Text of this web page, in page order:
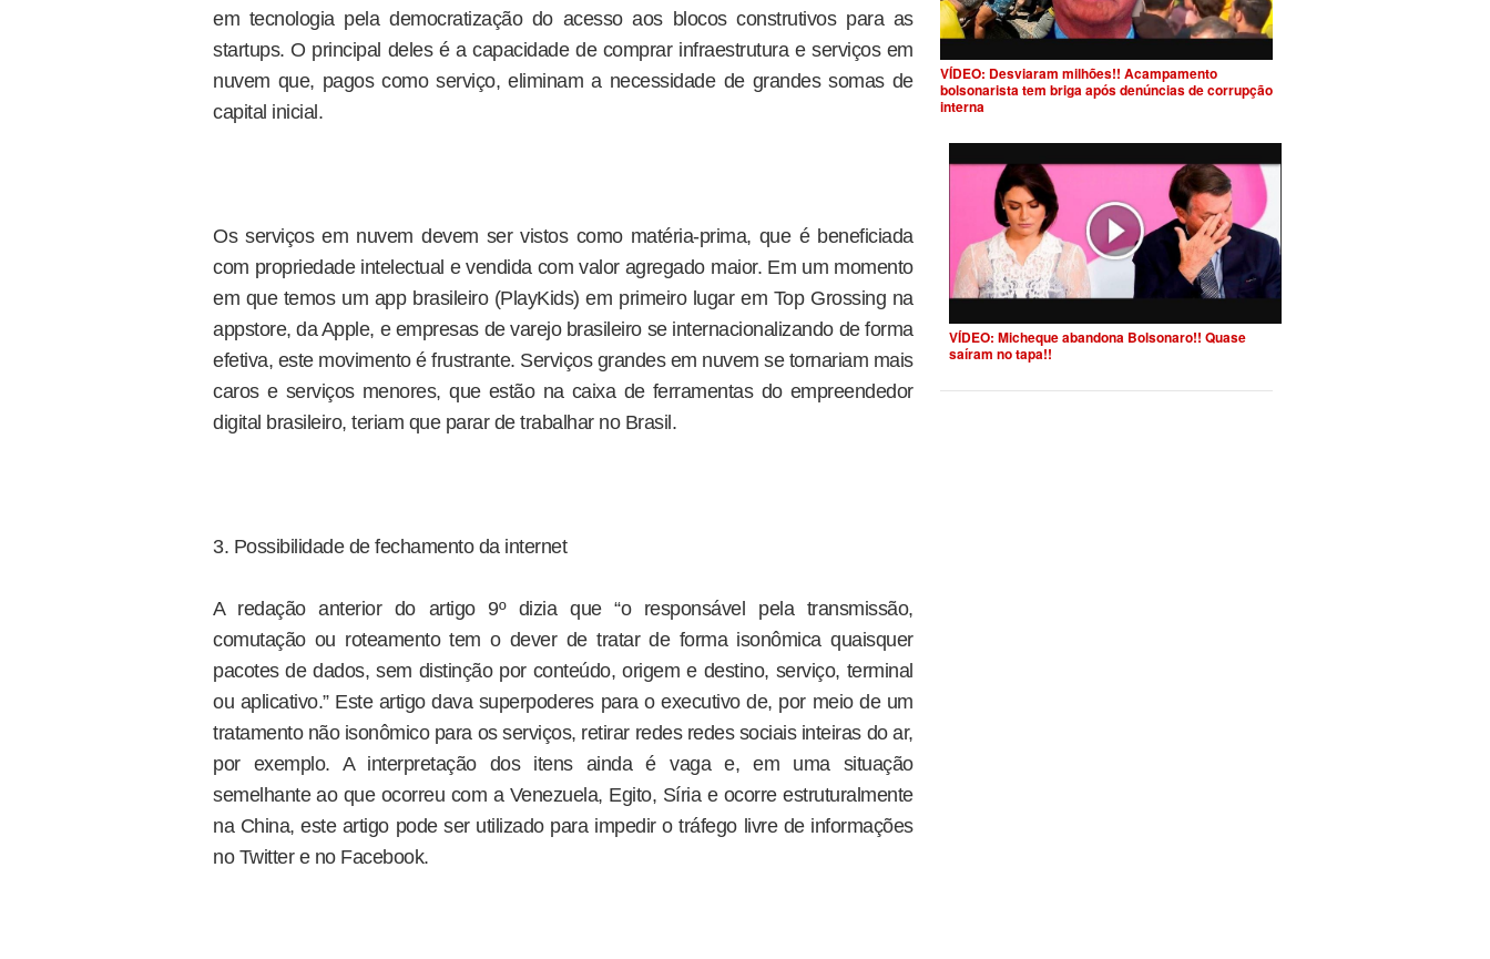
em tecnologia pela democratização do acesso aos blocos construtivos para as
startups. O principal deles é a capacidade de comprar infraestrutura e serviços em
nuvem que, pagos como serviço, eliminam a necessidade de grandes somas de
capital inicial.
Os serviços em nuvem devem ser vistos como matéria-prima, que é beneficiada
com propriedade intelectual e vendida com valor agregado maior. Em um momento
em que temos um app brasileiro (PlayKids) em primeiro lugar em Top Grossing na
appstore, da Apple, e empresas de varejo brasileiro se internacionalizando de forma
efetiva, este movimento é frustrante. Serviços grandes em nuvem se tornariam mais
caros e serviços menores, que estão na caixa de ferramentas do empreendedor
digital brasileiro, teriam que parar de trabalhar no Brasil.
3. Possibilidade de fechamento da internet
A redação anterior do artigo 9º dizia que “o responsável pela transmissão,
comutação ou roteamento tem o dever de tratar de forma isonômica quaisquer
pacotes de dados, sem distinção por conteúdo, origem e destino, serviço, terminal
ou aplicativo.” Este artigo dava superpoderes para o executivo de, por meio de um
tratamento não isonômico para os serviços, retirar redes redes sociais inteiras do ar,
por exemplo. A interpretação dos itens ainda é vaga e, em uma situação
semelhante ao que ocorreu com a Venezuela, Egito, Síria e ocorre estruturalmente
na China, este artigo pode ser utilizado para impedir o tráfego livre de informações
no Twitter e no Facebook.
VÍDEO: Desviaram milhões!! Acampamento
bolsonarista tem briga após denúncias de corrupção
interna
VÍDEO: Micheque abandona Bolsonaro!! Quase
saíram no tapa!!